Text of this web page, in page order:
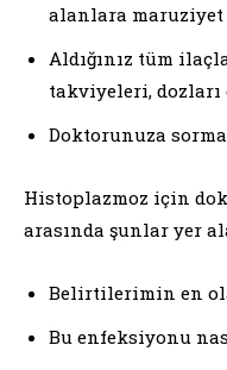
alanlara
Aldığınız tüm
takviyeleri,
Doktorunuza
Histoplazmoz için
arasında şunlar yer
Belirtilerimin en
Bu enfeksiyonu